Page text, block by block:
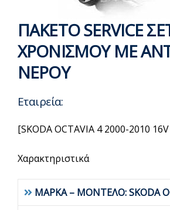
ΠΑΚΕΤΟ SERVICE
ΧΡΟΝΙΣΜΟΥ ΜΕ
ΝΕΡΟΥ
Εταιρεία:
[SKODA OCTAVIA 4 2000-2010
Χαρακτηριστικά
ΜΑΡΚΑ – ΜΟΝΤΕΛΟ: SKODA